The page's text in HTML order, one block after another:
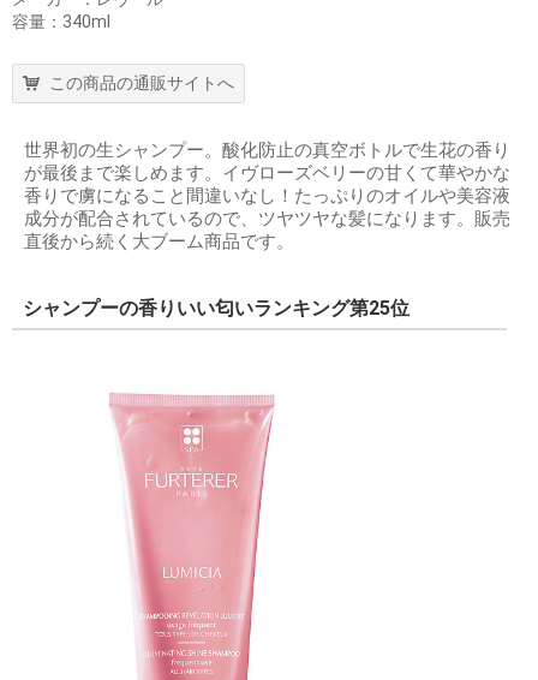
容量：340ml
この商品の通販サイトへ
世界初の生シャンプー。酸化防止の真空ボトルで生花の香り
が最後まで楽しめます。イヴローズベリーの甘くて華やかな
香りで虜になること間違いなし！たっぷりのオイルや美容液
成分が配合されているので、ツヤツヤな髪になります。販売
直後から続く大ブーム商品です。
シャンプーの香りいい匂いランキング第25位